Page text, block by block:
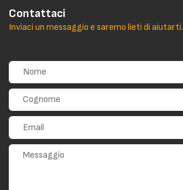
Contattaci
Inviaci un messaggio e saremo lieti di aiutarti.